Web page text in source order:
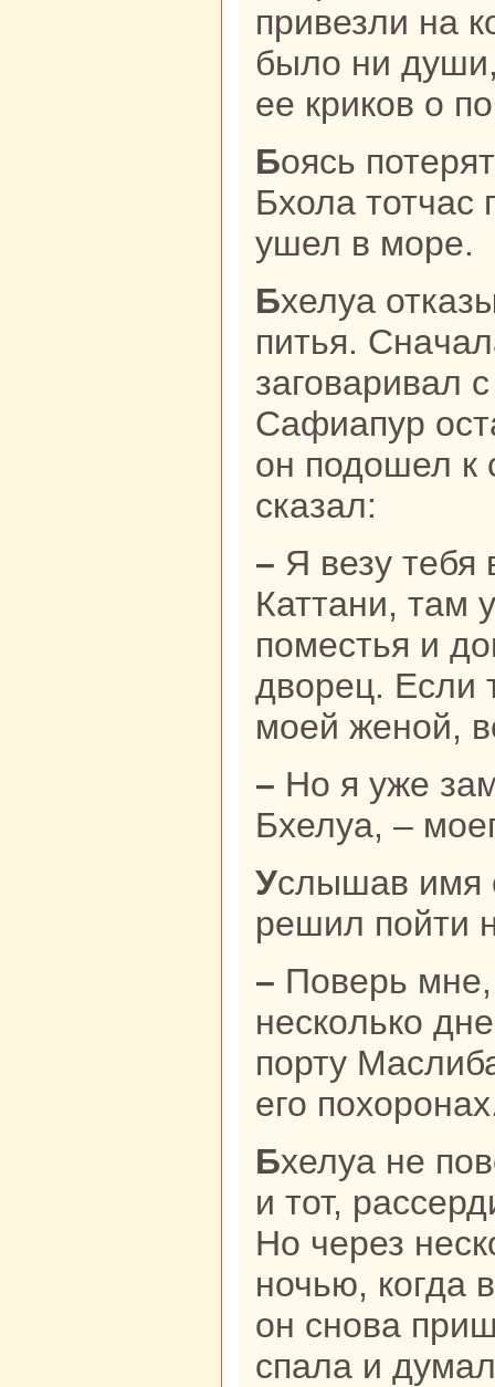
привезли нa
было ни
ее крикoв о
Боясь потерять свою добычу,
Бхола тотчас
ушел в море.
Бхелуа отказывалась от еды и
питья.
заговаривал
Сафиапур
он подошел к
сказал:
– Я везу тебя в свой родной город
Каттани, там
поместья и
дворец. Если
моей женой,
– Но я уже замужем, – воскликнула
Бхелуа, –
Услышав имя ее мужа, Бхола
решил пойти
– Поверь мне, кpacaвица, всего
нескoлькo
порту
его
Бхелуа не поверила хитрому купцу,
и тот,
Но через
ночью, кoгда
он снова
спала и